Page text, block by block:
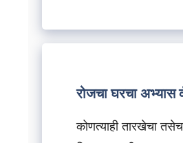
रोजचा घरचा
कोणत्याही तारखेचा